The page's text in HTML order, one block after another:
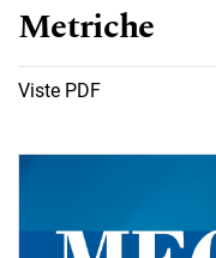
Metriche
Viste PDF
Immagine di copertina